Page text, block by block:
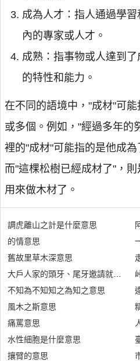
成為人才：指人通過學
內的專家或人才。
成熟：指事物或人達到
的特性和能力。
在不同的語境中，"成材"可
或多個。例如，"經過多年的
裡的"成材"可能指的是他成
而"這棵松樹已經成材了"，
用來做木材了。
調虎離山之計是什麼意思
的情意思
舊故里草木深意思
大戶人家的頭牙、尾牙邀請就餐是什
不知為不知知之為知之意思
風木之斯意思
痛罵意思
水性細胞是什麼意思
攘臂的意思